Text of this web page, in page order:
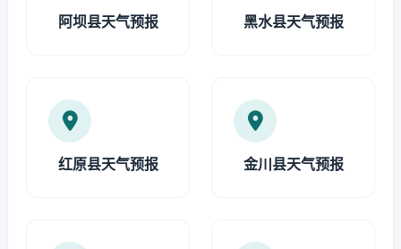
阿坝县天气预报 黑水县天气预报
红原县天气预报 金川县天气预报